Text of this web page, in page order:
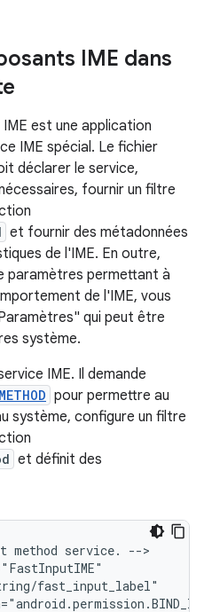
IME dans
est une application
IME spécial. Le fichier
déclarer le service,
fournir un filtre
et fournir des métadonnées
de l'IME. En outre,
paramètres permettant à
de l'IME, vous
qui peut être
système.
IME. Il demande
pour permettre au
système, configure un filtre
et définit des
method service.
-->